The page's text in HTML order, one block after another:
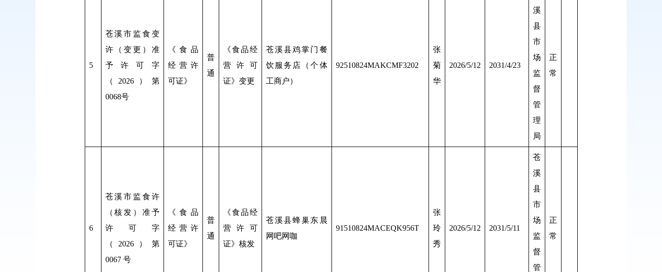
5
苍溪市监食变
许（变更）准
予许可字
（2026）第
0068号
《食品
经营许
可证》
普
通
《食品经
营许可
证》变更
苍溪县鸡掌门餐
饮服务店（个体
工商户）
92510824MAKCMF3202
张
菊
华
2026/5/12 2031/4/23
溪
县
市
场
监
督
管
理
局
正
常
6
苍溪市监食许
（核发）准予
许可字
（2026）第
0067 号
《食品
经营许
可证》
普
通
《食品经
营许可
证》核发
苍溪县蜂巢东晨
网吧网咖
91510824MACEQK956T
张
玲
秀
2026/5/12 2031/5/11
苍
溪
县
市
场
监
督
管
正
常